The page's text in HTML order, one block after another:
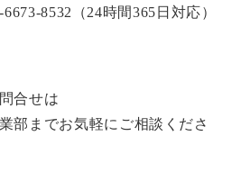
8532（24時間365日対応）
合せは
部までお気軽にご相談くださ